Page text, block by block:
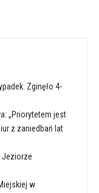
Zginęło 4-
„Priorytetem jest
z zaniedbań lat
Jeziorze
w